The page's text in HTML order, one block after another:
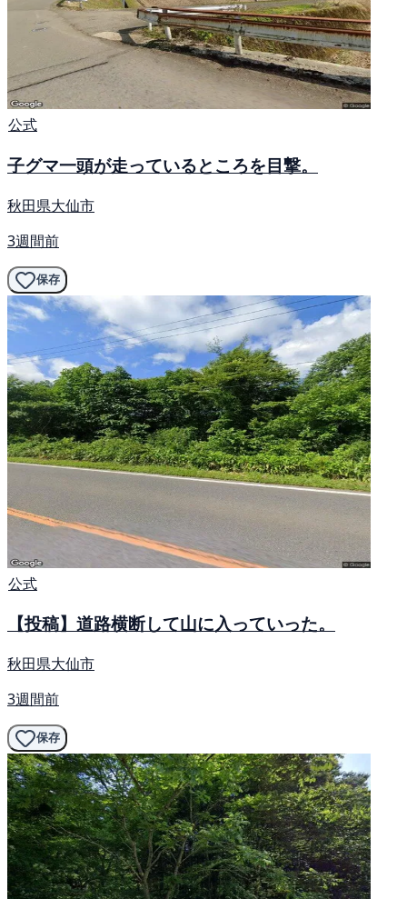
公式
子グマ一頭が走っているところを目撃。
秋田県大仙市
3週間前
保存
公式
【投稿】道路横断して山に入っていった。
秋田県大仙市
3週間前
保存